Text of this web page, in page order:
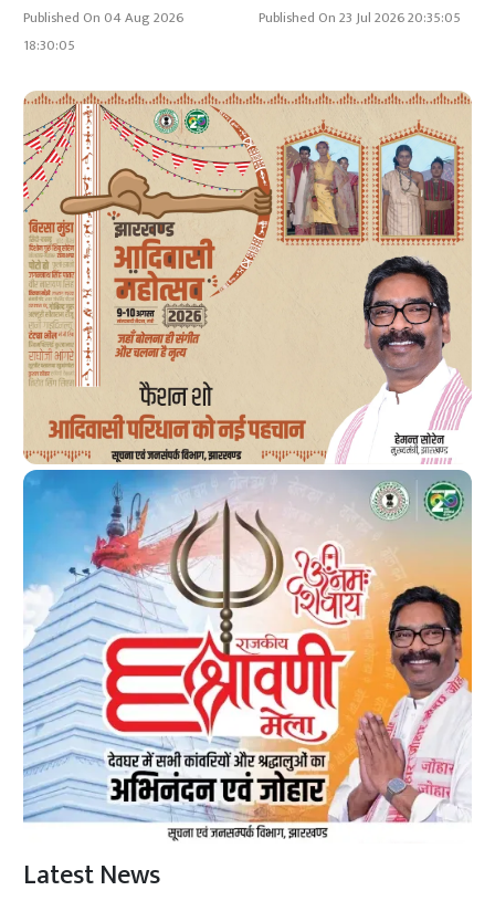
Published On 04 Aug 2026
18:30:05
Published On 23 Jul 2026 20:35:05
Latest News